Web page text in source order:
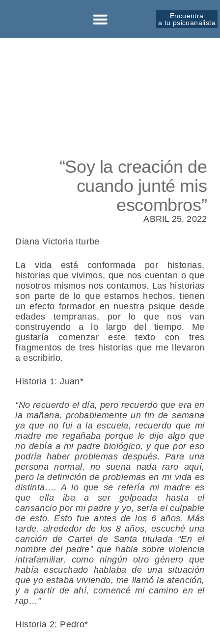
Encuentra
a tu psicoanalista
“Soy la creación de
cuando junté mis
escombros”
ABRIL 25, 2022
Diana Victoria Iturbe
La vida está conformada por historias,
historias que vivimos, que nos cuentan o que
nosotros mismos nos contamos. Las historias
son parte de lo que estamos hechos, tienen
un efecto formador en nuestra psique desde
edades tempranas, por lo que nos van
construyendo a lo largo del tiempo. Me
gustaría comenzar este texto con tres
fragmentos de tres historias que me llevaron
a escribirlo.
Historia 1: Juan*
“No recuerdo el día, pero recuerdo que era en
la mañana, probablemente un fin de semana
ya que no fui a la escuela, recuerdo que mi
madre me regañaba porque le dije algo que
no debía a mi padre biológico, y que por eso
podría haber problemas después. Para una
persona normal, no suena nada raro aquí,
pero la definición de problemas en mi vida es
distinta…. A lo que se refería mi madre es
que ella iba a ser golpeada hasta el
cansancio por mi padre y yo, sería el culpable
de esto. Esto fue antes de los 6 años. Más
tarde, alrededor de los 8 años, escuché una
canción de Cartel de Santa titulada “En el
nombre del padre” que habla sobre violencia
intrafamiliar, como ningún otro género que
había escuchado hablaba de una situación
que yo estaba viviendo, me llamó la atención,
y a partir de ahí, comencé mi camino en el
rap…”
Historia 2: Pedro*